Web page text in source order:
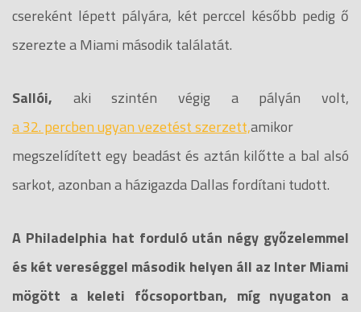
csereként lépett pályára, két perccel később pedig ő
szerezte a Miami második találatát.
Sallói, aki szintén végig a pályán volt,
a 32. percben ugyan vezetést szerzett,amikor
megszelídített egy beadást és aztán kilőtte a bal alsó
sarkot, azonban a házigazda Dallas fordítani tudott.
A Philadelphia hat forduló után négy győzelemmel
és két vereséggel második helyen áll az Inter Miami
mögött a keleti főcsoportban, míg nyugaton a